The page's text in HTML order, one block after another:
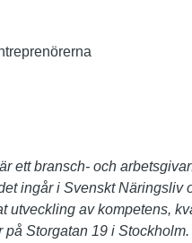
ett bransch- och
ingår i Svenskt Näringsliv
utveckling av kompetens,
Storgatan 19 i Stockholm.